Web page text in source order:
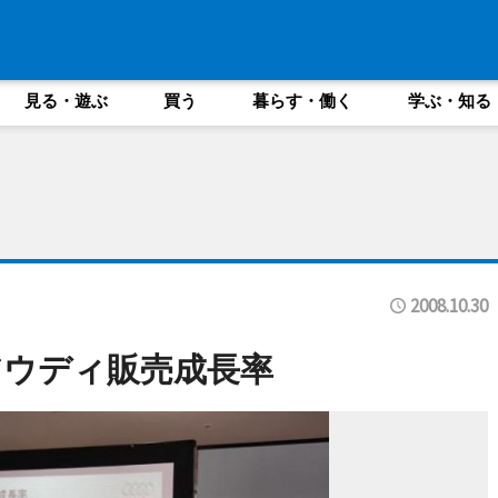
見る・遊ぶ 買う 暮らす・働く 学ぶ・知る
2008.10.30
ディ販売成長率